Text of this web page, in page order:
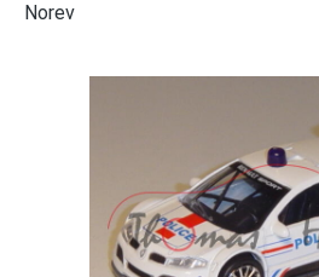
Norev